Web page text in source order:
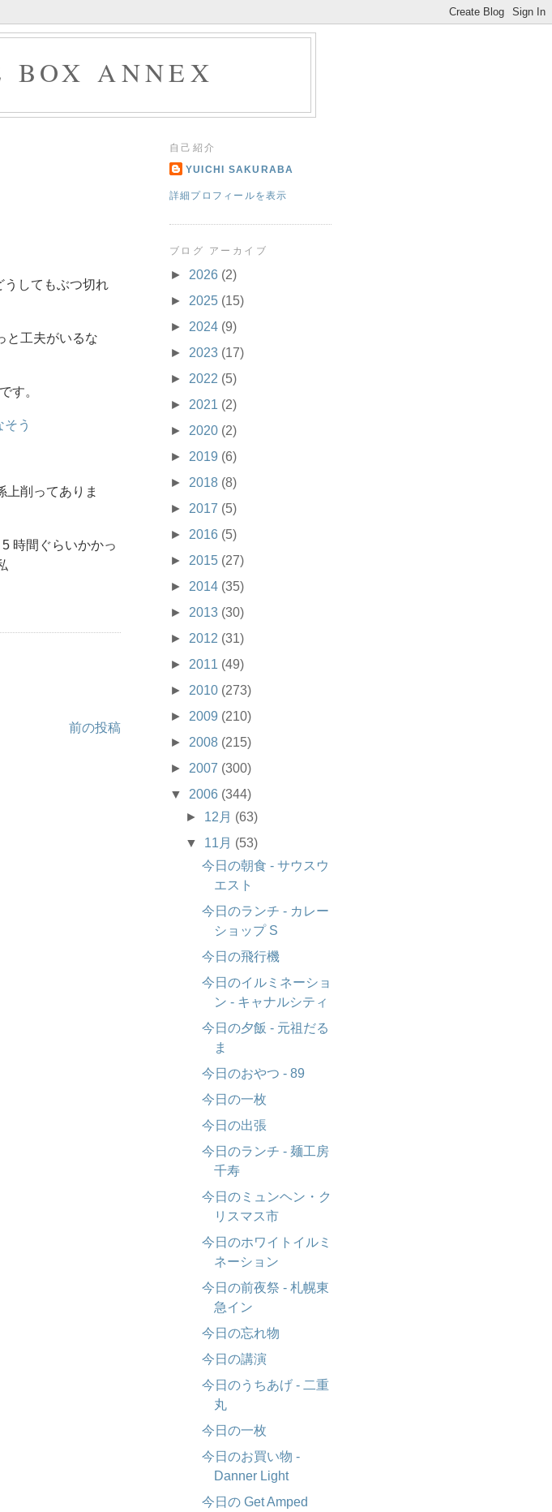
BOX ANNEX
うしてもぶつ切れ
と工夫がいるな
す。
う
上削ってありま
時間ぐらいかかっ
前の投稿
自己紹介
YUICHI SAKURABA
詳細プロフィールを表示
ブログ アーカイブ
► 2026 (2)
► 2025 (15)
► 2024 (9)
► 2023 (17)
► 2022 (5)
► 2021 (2)
► 2020 (2)
► 2019 (6)
► 2018 (8)
► 2017 (5)
► 2016 (5)
► 2015 (27)
► 2014 (35)
► 2013 (30)
► 2012 (31)
► 2011 (49)
► 2010 (273)
► 2009 (210)
► 2008 (215)
► 2007 (300)
▼ 2006 (344)
► 12月 (63)
▼ 11月 (53)
今日の朝食 - サウスウ
エスト
今日のランチ - カレー
ショップ S
今日の飛行機
今日のイルミネーショ
ン - キャナルシティ
今日の夕飯 - 元祖だる
ま
今日のおやつ - 89
今日の一枚
今日の出張
今日のランチ - 麺工房
千寿
今日のミュンヘン・ク
リスマス市
今日のホワイトイルミ
ネーション
今日の前夜祭 - 札幌東
急イン
今日の忘れ物
今日の講演
今日のうちあげ - 二重
丸
今日の一枚
今日のお買い物 -
Danner Light
今日の Get Amped